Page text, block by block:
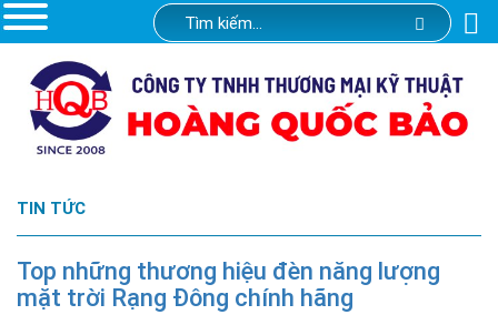
TIN TỨC
Top những thương hiệu đèn năng lượng
mặt trời Rạng Đông chính hãng